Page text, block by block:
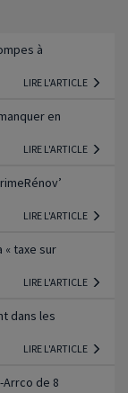
à
LIRE L'ARTICLE
en
LIRE L'ARTICLE
LIRE L'ARTICLE
« taxe sur
LIRE L'ARTICLE
dans les
LIRE L'ARTICLE
de 8